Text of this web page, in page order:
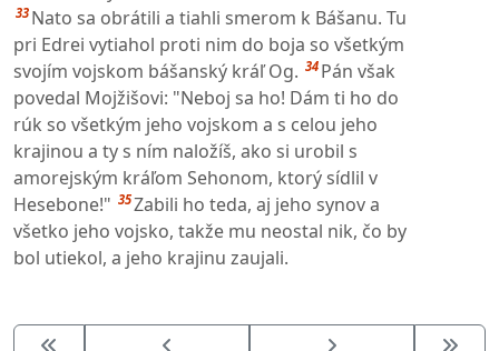
33 Nato sa obrátili a tiahli smerom k Bášanu. Tu
pri Edrei vytiahol proti nim do boja so všetkým
svojím vojskom bášanský kráľ Og. 34 Pán však
povedal Mojžišovi: "Neboj sa ho! Dám ti ho do
rúk so všetkým jeho vojskom a s celou jeho
krajinou a ty s ním naložíš, ako si urobil s
amorejským kráľom Sehonom, ktorý sídlil v
Hesebone!" 35Zabili ho teda, aj jeho synov a
všetko jeho vojsko, takže mu neostal nik, čo by
bol utiekol, a jeho krajinu zaujali.